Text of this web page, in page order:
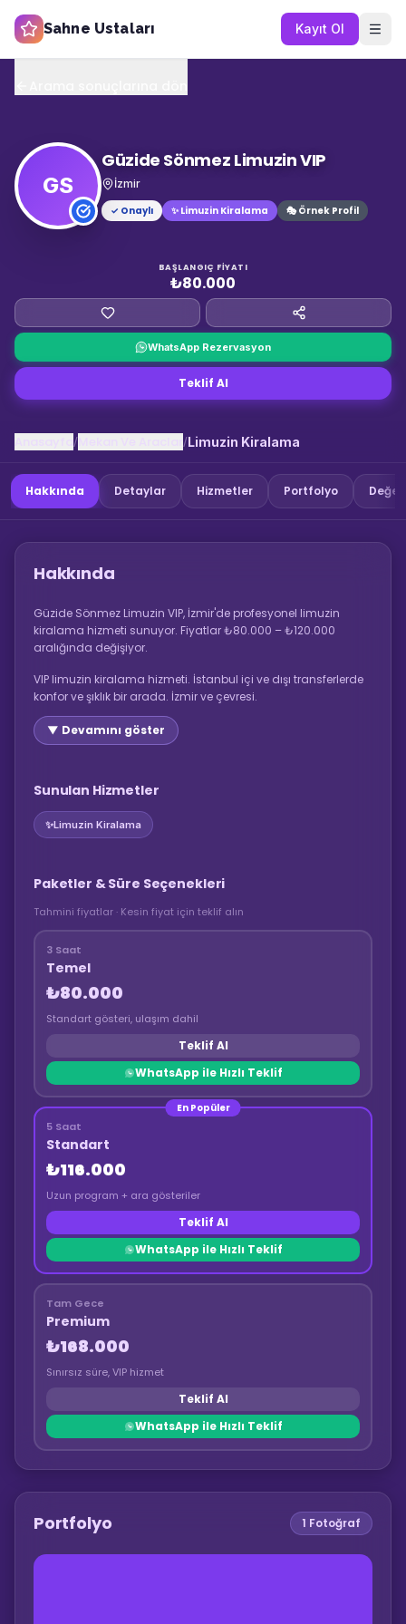
Sahne Ustaları Kayıt Ol
GS
Güzide Sönmez Limuzin VIP
İzmir
✓ Onaylı
✨ Limuzin Kiralama 🎭 Örnek Profil
BAŞLANGIÇ FIYATI
₺80.000
WhatsApp Rezervasyon
Teklif Al
/ /Limuzin Kiralama
Hakkında Detaylar Hizmetler Portfolyo
Hakkında
Güzide Sönmez Limuzin VIP, İzmir'de profesyonel limuzin
kiralama hizmeti sunuyor. Fiyatlar ₺80.000 – ₺120.000
aralığında değişiyor.
VIP limuzin kiralama hizmeti. İstanbul içi ve dışı transferlerde
konfor ve şıklık bir arada. İzmir ve çevresi.
▼ Devamını göster
Sunulan Hizmetler
✨Limuzin Kiralama
Paketler & Süre Seçenekleri
Tahmini fiyatlar · Kesin fiyat için teklif alın
3 Saat
Temel
₺80.000
Standart gösteri, ulaşım dahil
Teklif Al
WhatsApp ile Hızlı Teklif
En Popüler
5 Saat
Standart
₺116.000
Uzun program + ara gösteriler
Teklif Al
WhatsApp ile Hızlı Teklif
Tam Gece
Premium
₺168.000
Sınırsız süre, VIP hizmet
Teklif Al
WhatsApp ile Hızlı Teklif
Portfolyo 1 Fotoğraf